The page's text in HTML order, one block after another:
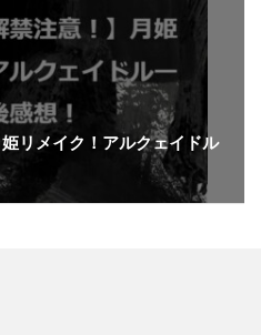
リメイク！アルクェイドル